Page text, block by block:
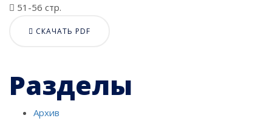
51-56 стр.
СКАЧАТЬ PDF
Разделы
Архив